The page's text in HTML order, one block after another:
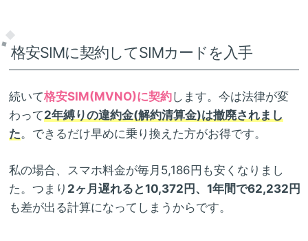
格安SIMに契約してSIMカードを入手
続いて格安SIM(MVNO)に契約します。今は法律が変
わって2年縛りの違約金(解約清算金)は撤廃されまし
た。できるだけ早めに乗り換えた方がお得です。
私の場合、スマホ料金が毎月5,186円も安くなりまし
た。つまり 2ヶ月遅れると10,372円、1年間で62,232円
も差が出る計算になってしまうからです。